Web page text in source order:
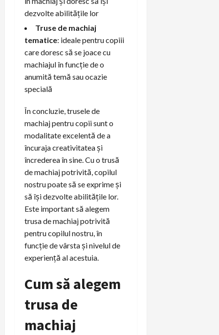
dezvolte abilitățile lor
Truse de machiaj
tematice: ideale pentru copiii
care doresc să se joace cu
machiajul în funcție de o
anumită temă sau ocazie
specială
În concluzie, trusele de
machiaj pentru copii sunt o
modalitate excelentă de a
încuraja creativitatea și
încrederea în sine. Cu o trusă
de machiaj potrivită, copilul
nostru poate să se exprime și
să își dezvolte abilitățile lor.
Este important să alegem
trusa de machiaj potrivită
pentru copilul nostru, în
funcție de vârsta și nivelul de
experiență al acestuia.
Cum să alegem
trusa de
machiaj